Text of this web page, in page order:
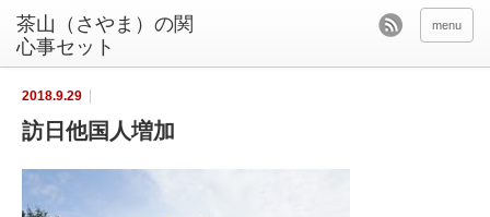
茶山（さやま）の関
心事セット
menu
2018.9.29
訪日他国人増加